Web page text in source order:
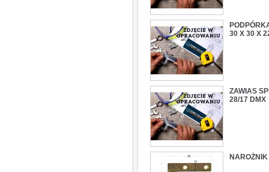
30 X 30 X
ZAWIAS
28/17 DMX